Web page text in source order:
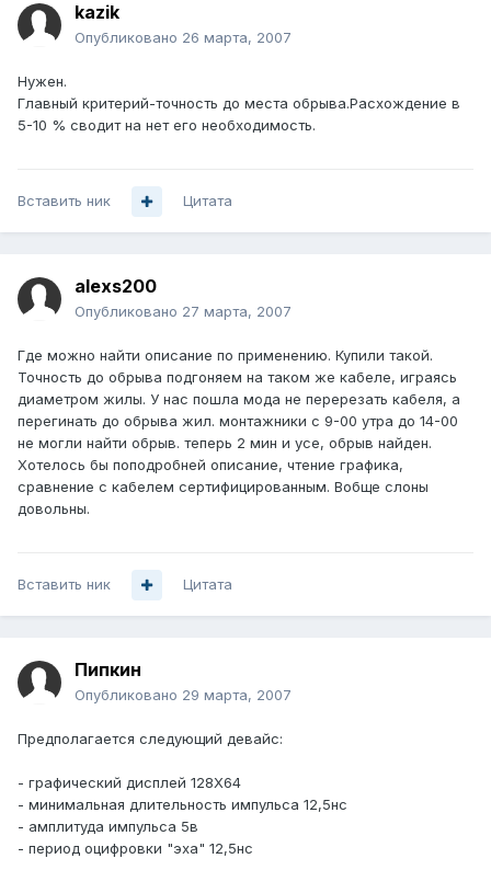
kazik
Опубликовано 26 марта, 2007
Нужен.
Главный критерий-точность до места обрыва.Расхождение в
5-10 % сводит на нет его необходимость.
Вставить ник Цитата
alexs200
Опубликовано 27 марта, 2007
Где можно найти описание по применению. Купили такой.
Точность до обрыва подгоняем на таком же кабеле, играясь
диаметром жилы. У нас пошла мода не перерезать кабеля, а
перегинать до обрыва жил. монтажники с 9-00 утра до 14-00
не могли найти обрыв. теперь 2 мин и усе, обрыв найден.
Хотелось бы поподробней описание, чтение графика,
сравнение с кабелем сертифицированным. Вобще слоны
довольны.
Вставить ник Цитата
Пипкин
Опубликовано 29 марта, 2007
Предполагается следующий девайс:
- графический дисплей 128X64
- минимальная длительность импульса 12,5нс
- амплитуда импульса 5в
- период оцифровки "эха" 12,5нс